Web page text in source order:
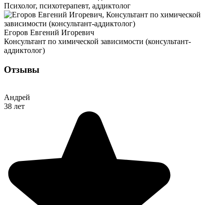
Психолог, психотерапевт, аддиктолог
Егоров Евгений Игоревич
Консультант по химической зависимости (консультант-
аддиктолог)
Отзывы
Андрей
38 лет